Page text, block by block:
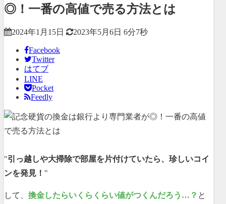
◎！一番の高値で売る方法とは
2024年1月15日 2023年5月6日 6分7秒
Facebook
Twitter
はてブ
LINE
Pocket
Feedly
"引っ越しや大掃除で部屋を片付けていたら、珍しいコイ
ンを発見！ "
して、 換金したらいくらくらい値がつくんだろう…？ と